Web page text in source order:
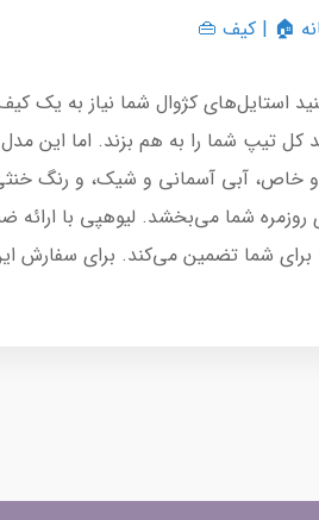
🏠 | کیف 👜
استایل‌های کژوال شما نیاز به
کل تیپ شما را به هم بزند. اما این
خاص، آبی آسمانی و شیک، و رنگ
شما تضمین می‌کند. برای سفارش